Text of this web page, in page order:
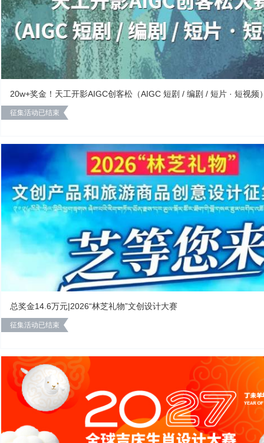
20w+奖金！天工开影AIGC创客松（AIGC 短剧 / 编剧 / 短片 · 短视频
征集活动已结束
总奖金14.6万元|2026“林芝礼物”文创设计大赛
征集活动已结束